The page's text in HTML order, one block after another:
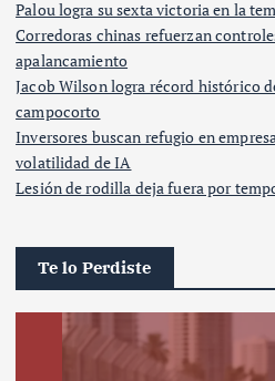
Palou logra su sexta victoria en la
Corredoras chinas refuerzan
apalancamiento
Jacob Wilson logra récord histórico
campocorto
Inversores buscan refugio en
volatilidad de IA
Lesión de rodilla deja fuera por
Te lo Perdiste